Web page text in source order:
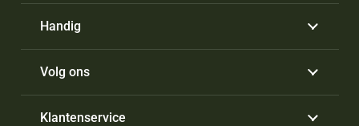
Handig
Volg ons
Klantenservice